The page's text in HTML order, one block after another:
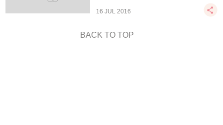
16 JUL 2016
BACK TO TOP